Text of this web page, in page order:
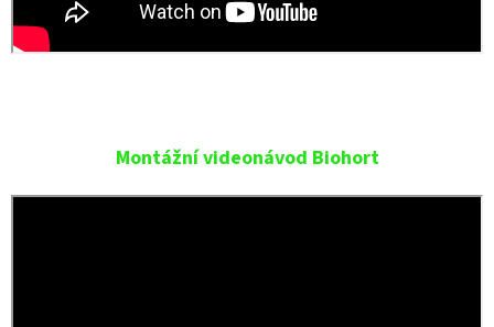
Montážní videonávod Biohort